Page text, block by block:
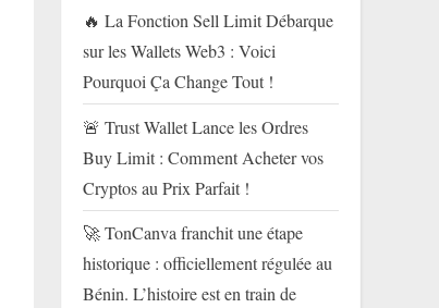
🔥 La Fonction Sell Limit Débarque
sur les Wallets Web3 : Voici
Pourquoi Ça Change Tout !
🚨 Trust Wallet Lance les Ordres
Buy Limit : Comment Acheter vos
Cryptos au Prix Parfait !
🚀 TonCanva franchit une étape
historique : officiellement régulée au
Bénin. L’histoire est en train de